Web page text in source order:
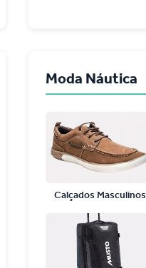
Moda Náutica
Calçados Masculinos